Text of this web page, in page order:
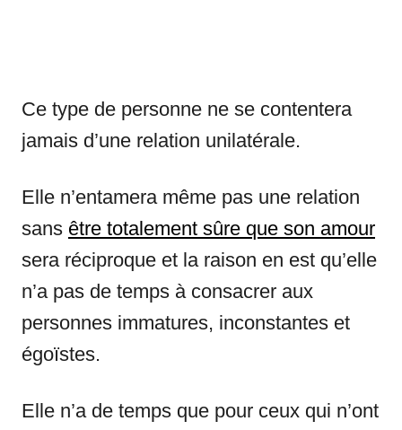
Ce type de personne ne se contentera
jamais d’une relation unilatérale.
Elle n’entamera même pas une relation
sans être totalement sûre que son amour
sera réciproque et la raison en est qu’elle
n’a pas de temps à consacrer aux
personnes immatures, inconstantes et
égoïstes.
Elle n’a de temps que pour ceux qui n’ont